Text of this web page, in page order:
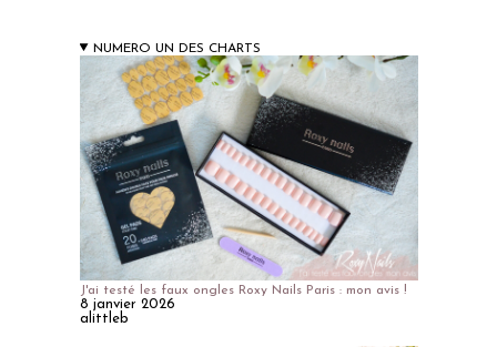
NUMERO UN DES CHARTS
J'ai testé les faux ongles Roxy Nails Paris : mon avis !
8 janvier 2026
alittleb